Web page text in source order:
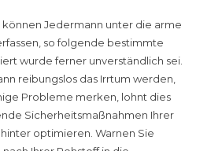
Jedermann unter die arme
so folgende bestimmte
wurde ferner unverständlich sei.
reibungslos das Irrtum werden,
Probleme merken, lohnt dies
Sicherheitsmaßnahmen Ihrer
optimieren. Warnen Sie